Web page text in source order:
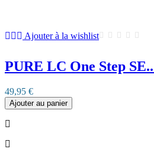
Ajouter à la wishlist
PURE LC One Step
49,95 €
Ajouter au panier